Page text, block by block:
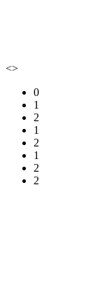
<>
0
1
2
1
2
1
2
2